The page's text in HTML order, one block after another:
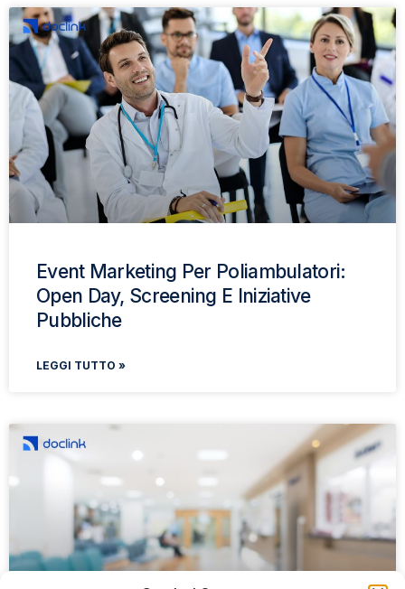
Event Marketing Per Poliambulatori:
Open Day, Screening E Iniziative
Pubbliche
LEGGI TUTTO »